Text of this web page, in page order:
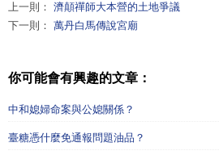
上一則： 濟顛禪師大本營的土地爭議
下一則： 萬丹白馬傳說宮廟
你可能會有興趣的文章：
中和媳婦命案與公媳關係？
臺糖憑什麼免通報問題油品？